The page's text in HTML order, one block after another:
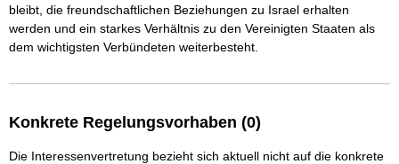
bleibt, die freundschaftlichen Beziehungen zu Israel erhalten
werden und ein starkes Verhältnis zu den Vereinigten Staaten als
dem wichtigsten Verbündeten weiterbesteht.
Konkrete Regelungsvorhaben (0)
Die Interessenvertretung bezieht sich aktuell nicht auf die konkrete